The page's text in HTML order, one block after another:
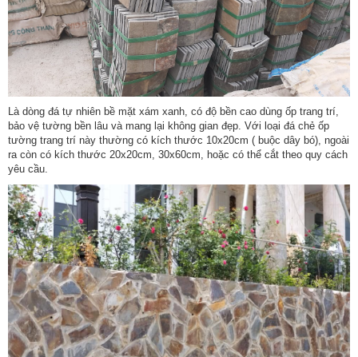
Là dòng đá tự nhiên bề mặt xám xanh, có độ bền cao dùng ốp trang trí,
bảo vệ tường bền lâu và mang lại không gian đẹp. Với loại đá chẻ ốp
tường trang trí này thường có kích thước 10x20cm ( buộc dây bó), ngoài
ra còn có kích thước 20x20cm, 30x60cm, hoặc có thể cắt theo quy cách
yêu cầu.